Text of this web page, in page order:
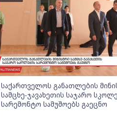
საქართველოს განათლების
სამცხე-ჯავახეთის საჯარო
სარემონტო სამუშოებს გაეცნო